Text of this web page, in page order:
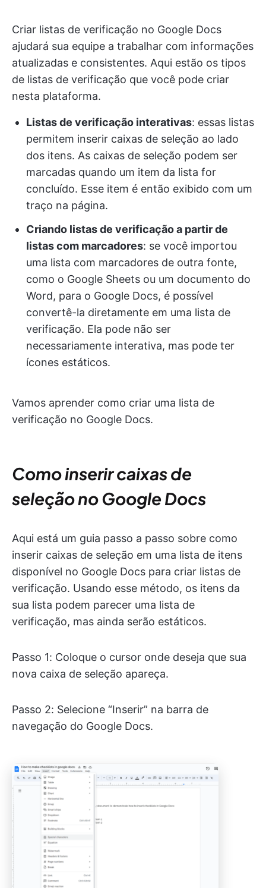
Criar listas de verificação no Google Docs
ajudará sua equipe a trabalhar com informações
atualizadas e consistentes. Aqui estão os tipos
de listas de verificação que você pode criar
nesta plataforma.
Listas de verificação interativas: essas listas
permitem inserir caixas de seleção ao lado
dos itens. As caixas de seleção podem ser
marcadas quando um item da lista for
concluído. Esse item é então exibido com um
traço na página.
Criando listas de verificação a partir de
listas com marcadores: se você importou
uma lista com marcadores de outra fonte,
como o Google Sheets ou um documento do
Word, para o Google Docs, é possível
convertê-la diretamente em uma lista de
verificação. Ela pode não ser
necessariamente interativa, mas pode ter
ícones estáticos.
Vamos aprender como criar uma lista de
verificação no Google Docs.
Como inserir caixas de
seleção no Google Docs
Aqui está um guia passo a passo sobre como
inserir caixas de seleção em uma lista de itens
disponível no Google Docs para criar listas de
verificação. Usando esse método, os itens da
sua lista podem parecer uma lista de
verificação, mas ainda serão estáticos.
Passo 1: Coloque o cursor onde deseja que sua
nova caixa de seleção apareça.
Passo 2: Selecione “Inserir” na barra de
navegação do Google Docs.